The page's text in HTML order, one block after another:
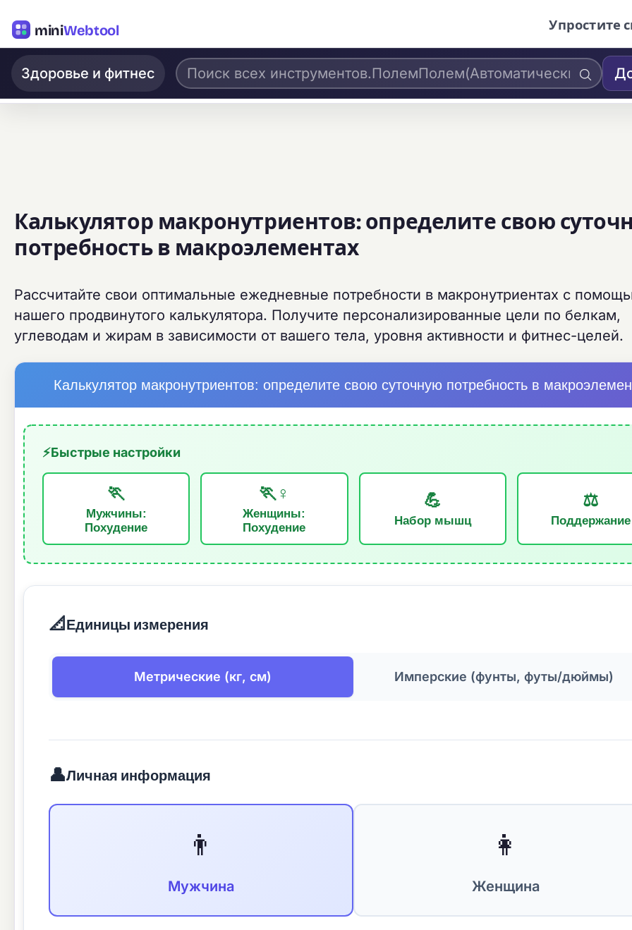
miniWebtool Упростите
Здоровье и фитнес
Калькулятор макронутриентов: определите свою
потребность в макроэлементах
Рассчитайте свои оптимальные ежедневные потребности в макронутриентах с
нашего продвинутого калькулятора. Получите персонализированные цели по белкам,
углеводам и жирам в зависимости от вашего тела, уровня активности и фитнес-целей.
Калькулятор макронутриентов: определите свою суточную потребность в
⚡Быстрые настройки
🏃
Мужчины:
Похудение
🏃♀️
Женщины:
Похудение
💪
Набор мышц
⚖️
Поддержание
📐Единицы измерения
Метрические (кг, см) Имперские (фунты, футы/дюймы)
👤Личная информация
👨
Мужчина
👩
Женщина